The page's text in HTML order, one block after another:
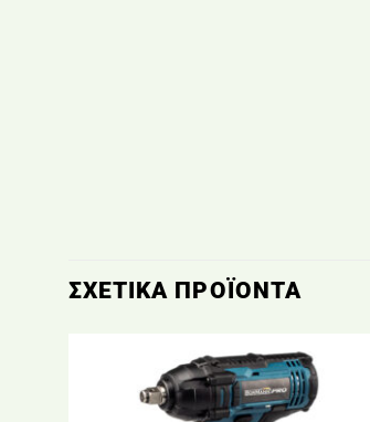
ΣΧΕΤΙΚΆ ΠΡΟΪΌΝΤΑ